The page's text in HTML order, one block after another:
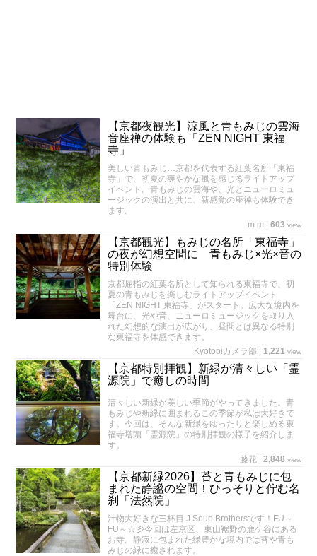
【京都夜観光】涼風と青もみじの雲海
音座禅の体験も「ZEN NIGHT 東福
寺」
美しい青もみじ…京都を代表する紅葉名所「東福
寺」で、初夏の爽やかな風を感じるライトアップ
イベント。青もみじの雲海や、光とニューロミュ
ージックの演出と共に、新感覚の座禅も体験でき
ます。
m.m
603 view
【京都観光】もみじの名所「東福寺」
の夜が幻想空間に 青もみじ×光×音の
特別体験
京都屈指の紅葉名所として知られる東福寺で、初
夏の青もみじを楽しむライトアップイベント
「ZEN NIGHT 東福寺」がスタート。広大な境内を
舞台に、光や音、ニューロミュージックを取り入
れた幻想的な演出が広がり、昼間とは異なる特別
な東福寺を体感できます。
Kyotopiカメラ部
1,221 view
【京都特別拝観】新緑が清々しい「霊
源院」で癒しの時間
清々しい新緑が美しい季節がやってきました。青
もみじや新緑に囲まれるこの季節が私は大好きで
す。今回は、そんな新緑をゆったりと楽しめる東
福寺塔頭「霊源院」の特別拝観の様子を紹介しま
す。
藤花
2,848 view
【京都新緑2026】苔と青もみじに包
まれた静謐の空間！ひっそりと佇む名
刹「法然院」
汁物大好きな三杯目 J Soup Brothersです！FU～
FU～☆彡今回は左京区、東山裾野の鹿ケ谷にある
お寺。静寂に包まれた緑豊かな境内では苔や青も
みじの緑に癒されます。